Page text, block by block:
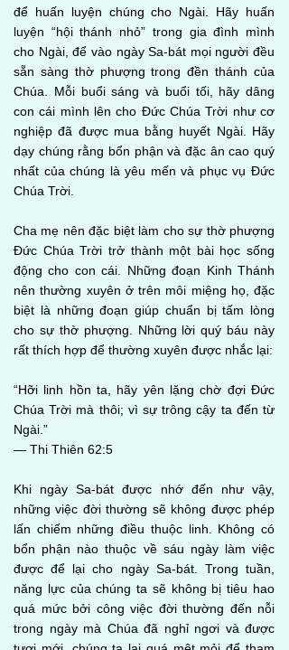
để huấn luyện chúng cho Ngài. Hãy huấn
luyện “hội thánh nhỏ” trong gia đình mình
cho Ngài, để vào ngày Sa-bát mọi người đều
sẵn sàng thờ phượng trong đền thánh của
Chúa. Mỗi buổi sáng và buổi tối, hãy dâng
con cái mình lên cho Đức Chúa Trời như cơ
nghiệp đã được mua bằng huyết Ngài. Hãy
dạy chúng rằng bổn phận và đặc ân cao quý
nhất của chúng là yêu mến và phục vụ Đức
Chúa Trời.
Cha mẹ nên đặc biệt làm cho sự thờ phượng
Đức Chúa Trời trở thành một bài học sống
động cho con cái. Những đoạn Kinh Thánh
nên thường xuyên ở trên môi miệng họ, đặc
biệt là những đoạn giúp chuẩn bị tấm lòng
cho sự thờ phượng. Những lời quý báu này
rất thích hợp để thường xuyên được nhắc lại:
“Hỡi linh hồn ta, hãy yên lặng chờ đợi Đức
Chúa Trời mà thôi; vì sự trông cậy ta đến từ
Ngài.”
— Thi Thiên 62:5
Khi ngày Sa-bát được nhớ đến như vậy,
những việc đời thường sẽ không được phép
lấn chiếm những điều thuộc linh. Không có
bổn phận nào thuộc về sáu ngày làm việc
được để lại cho ngày Sa-bát. Trong tuần,
năng lực của chúng ta sẽ không bị tiêu hao
quá mức bởi công việc đời thường đến nỗi
trong ngày mà Chúa đã nghỉ ngơi và được